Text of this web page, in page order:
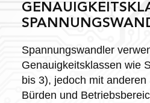
Spannungswandler
Genauigkeitsklassen wie
bis 3), jedoch mit
Bürden und